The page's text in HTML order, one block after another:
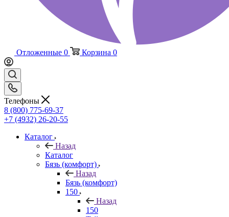
Отложенные 0 Корзина 0
Телефоны
8 (800) 775-69-37
+7 (4932) 26-20-55
Каталог
Назад
Каталог
Бязь (комфорт)
Назад
Бязь (комфорт)
150
Назад
150